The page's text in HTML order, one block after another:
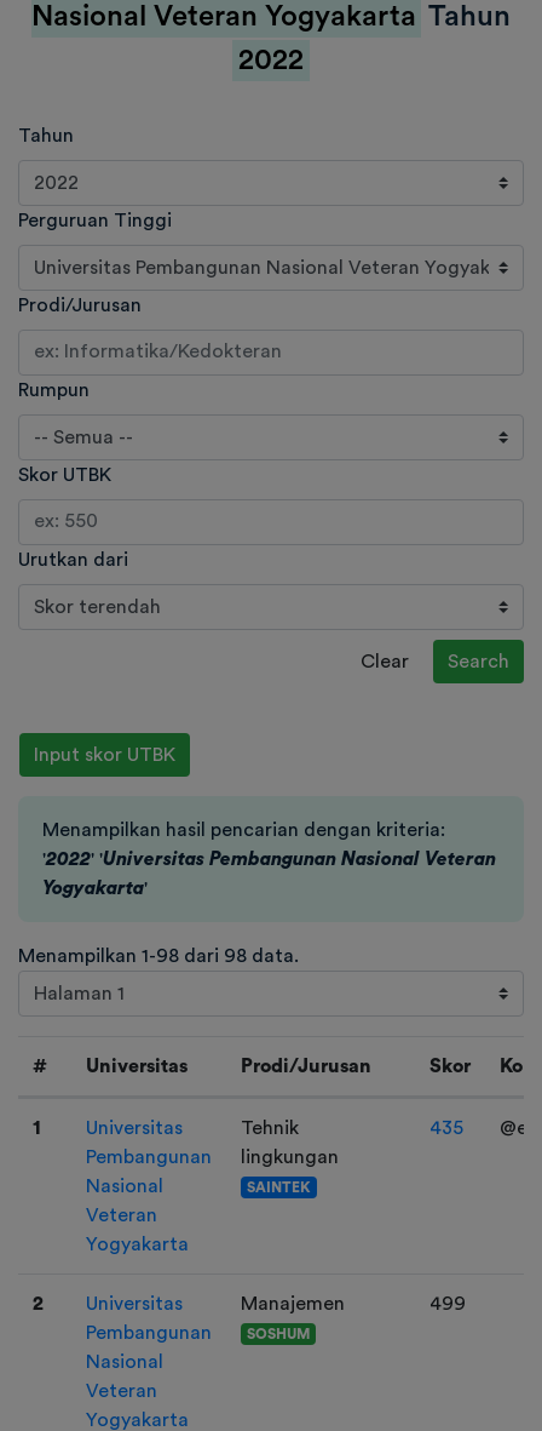
Nasional Veteran Yogyakarta Tahun
2022
Tahun
Perguruan Tinggi
Prodi/Jurusan
Rumpun
Skor UTBK
Urutkan dari
Search
Clear
Input skor UTBK
Menampilkan hasil pencarian dengan kriteria:
'2022' 'Universitas Pembangunan Nasional Veteran
Yogyakarta'
Menampilkan 1-98 dari 98 data.
# Universitas Prodi/Jurusan Skor
1
Universitas
Pembangunan
Nasional
Veteran
Yogyakarta
Tehnik
lingkungan
SAINTEK
435
2
Universitas
Pembangunan
Nasional
Veteran
Yogyakarta
Manajemen
SOSHUM
499